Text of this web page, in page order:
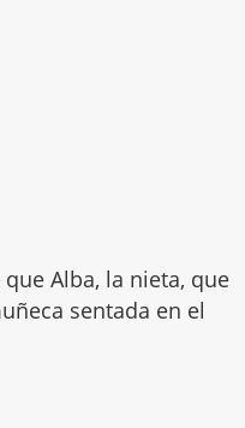
Alba, la nieta, que
sentada en el